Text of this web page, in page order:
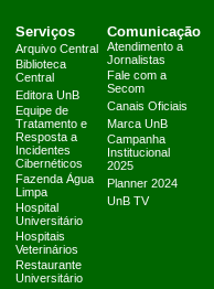
Serviços
Arquivo Central
Biblioteca
Central
Editora UnB
Equipe de
Tratamento e
Resposta a
Incidentes
Cibernéticos
Fazenda Água
Limpa
Hospital
Universitário
Hospitais
Veterinários
Restaurante
Universitário
Comunicação
Atendimento a
Jornalistas
Fale com a
Secom
Canais Oficiais
Marca UnB
Campanha
Institucional
2025
Planner 2024
UnB TV